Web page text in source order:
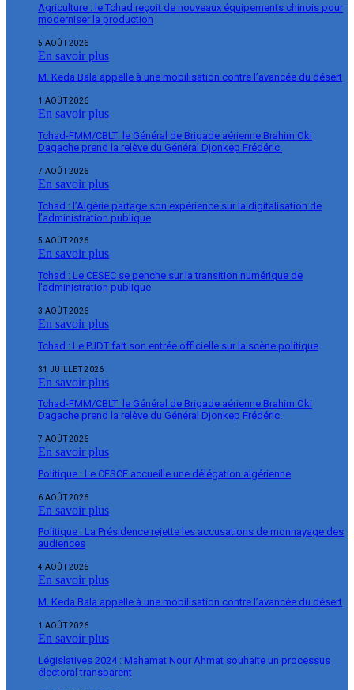
Agriculture : le Tchad reçoit de nouveaux équipements chinois pour
moderniser la production
5 AOÛT 2026
En savoir plus
M. Keda Bala appelle à une mobilisation contre l’avancée du désert
1 AOÛT 2026
En savoir plus
Tchad-FMM/CBLT: le Général de Brigade aérienne Brahim Oki
Dagache prend la relève du Général Djonkep Frédéric.
7 AOÛT 2026
En savoir plus
Tchad : l’Algérie partage son expérience sur la digitalisation de
l’administration publique
5 AOÛT 2026
En savoir plus
Tchad : Le CESEC se penche sur la transition numérique de
l’administration publique
3 AOÛT 2026
En savoir plus
Tchad : Le PJDT fait son entrée officielle sur la scène politique
31 JUILLET 2026
En savoir plus
Tchad-FMM/CBLT: le Général de Brigade aérienne Brahim Oki
Dagache prend la relève du Général Djonkep Frédéric.
7 AOÛT 2026
En savoir plus
Politique : Le CESCE accueille une délégation algérienne
6 AOÛT 2026
En savoir plus
Politique : La Présidence rejette les accusations de monnayage des
audiences
4 AOÛT 2026
En savoir plus
M. Keda Bala appelle à une mobilisation contre l’avancée du désert
1 AOÛT 2026
En savoir plus
Législatives 2024 : Mahamat Nour Ahmat souhaite un processus
électoral transparent